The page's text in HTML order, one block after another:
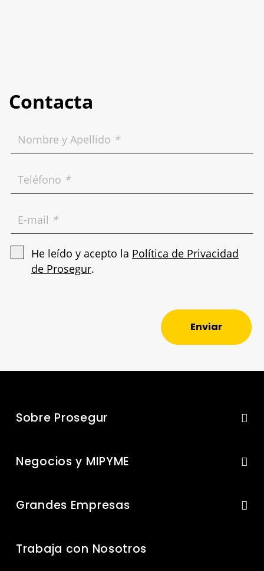
Contacta
Nombre y Apellido *
Teléfono *
E-mail *
He leído y acepto la Política de Privacidad
de Prosegur.
Enviar
Sobre Prosegur
Negocios y MIPYME
Grandes Empresas
Trabaja con Nosotros